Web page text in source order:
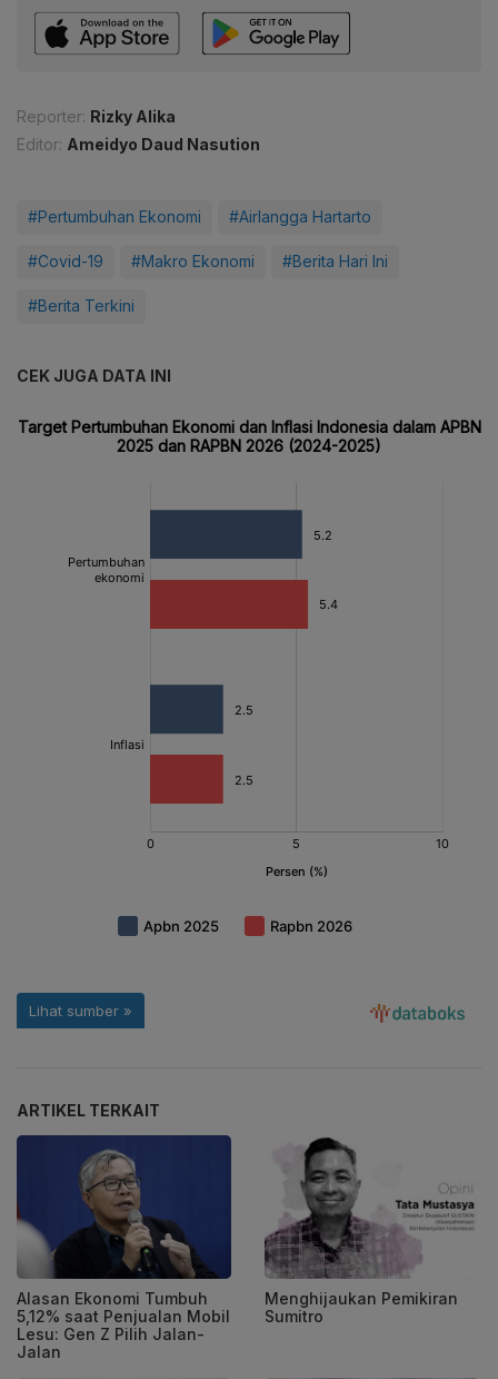
Reporter: Rizky Alika
Editor: Ameidyo Daud Nasution
#Pertumbuhan Ekonomi #Airlangga Hartarto
#Covid-19 #Makro Ekonomi #Berita Hari Ini
#Berita Terkini
CEK JUGA DATA INI
ARTIKEL TERKAIT
Alasan Ekonomi Tumbuh
5,12% saat Penjualan Mobil
Lesu: Gen Z Pilih Jalan-
Jalan
Menghijaukan Pemikiran
Sumitro